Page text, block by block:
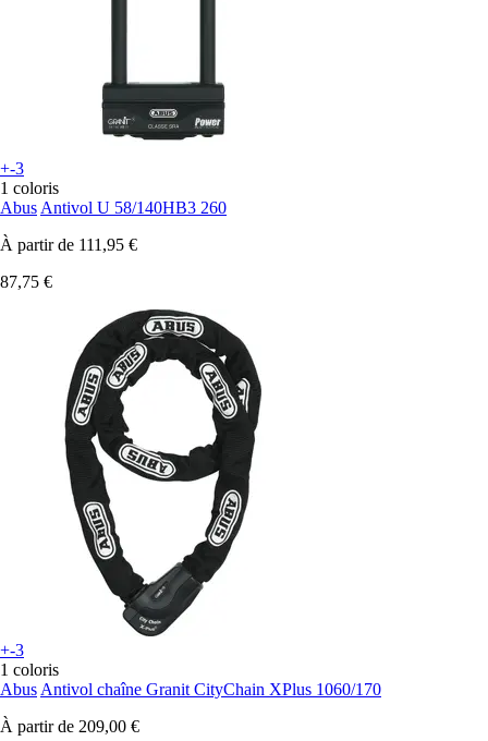
+-3
1 coloris
Abus Antivol U 58/140HB3 260
À partir de 111,95 €
87,75 €
+-3
1 coloris
Abus Antivol chaîne Granit CityChain XPlus 1060/170
À partir de 209,00 €